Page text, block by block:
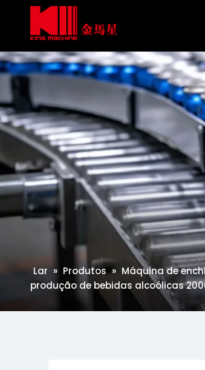
Lar » Produtos » Máquina de
produção de bebidas alcoólicas